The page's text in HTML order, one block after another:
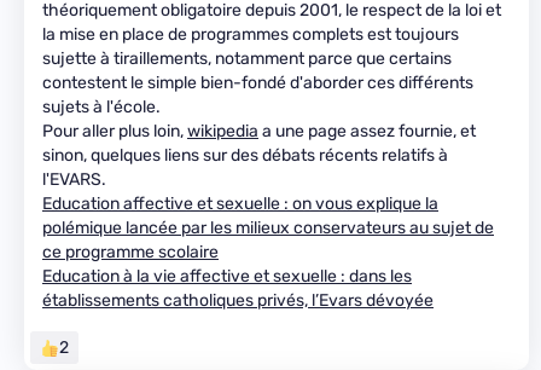
théoriquement obligatoire depuis 2001, le respect de la loi et
la mise en place de programmes complets est toujours
sujette à tiraillements, notamment parce que certains
contestent le simple bien-fondé d'aborder ces différents
sujets à l'école.
Pour aller plus loin,wikipedia a une page assez fournie, et
sinon, quelques liens sur des débats récents relatifs à
l'EVARS.
Education affective et sexuelle : on vous explique la
polémique lancée par les milieux conservateurs au sujet de
ce programme scolaire
Education à la vie affective et sexuelle : dans les
établissements catholiques privés, l’Evars dévoyée
2